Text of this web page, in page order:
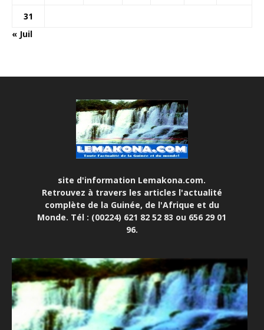
31
« Juil
site d'information Lemakona.com.
Retrouvez à travers les articles l'actualité
complète de la Guinée, de l'Afrique et du
Monde. Tél : (00224) 621 82 52 83 ou 656 29 01
96.